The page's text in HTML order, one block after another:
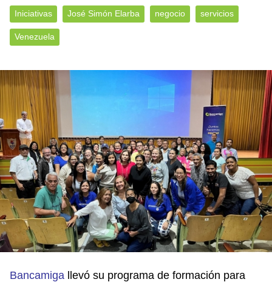
Iniciativas José Simón Elarba negocio servicios
Venezuela
Bancamiga llevó su programa de formación para